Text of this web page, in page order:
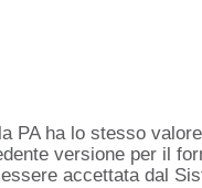
PA ha lo stesso
versione per il
accettata dal